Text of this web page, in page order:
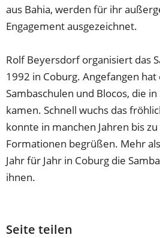
aus Bahia, werden für ihr
Engagement ausgezeichnet.
Rolf Beyersdorf organisiert das
1992 in Coburg. Angefangen hat
Sambaschulen und Blocos, die
kamen. Schnell wuchs das
konnte in manchen Jahren bis
Formationen begrüßen. Mehr
Jahr für Jahr in Coburg die
ihnen.
Seite teilen